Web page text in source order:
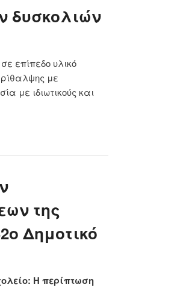
δυσκολιών
επίπεδο υλικό
με
με ιδιωτικούς και
της
Δημοτικό
Η περίπτωση